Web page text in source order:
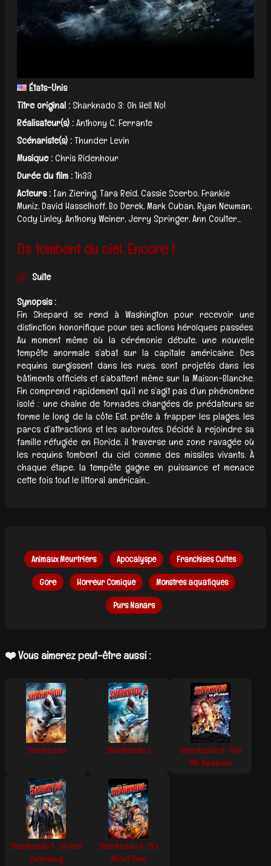
États-Unis
Titre original :Sharknado 3: Oh Hell No!
Réalisateur(s) :Anthony C. Ferrante
Scénariste(s) :Thunder Levin
Musique :Chris Ridenhour
Durée du film :1h33
Acteurs : Ian Ziering, Tara Reid, Cassie Scerbo, Frankie
Muniz, David Hasselhoff, Bo Derek, Mark Cuban, Ryan Newman,
Cody Linley, Anthony Weiner, Jerry Springer, Ann Coulter...
Ils tombent du ciel. Encore !
Suite
Synopsis :
Fin Shepard se rend à Washington pour recevoir une
distinction honorifique pour ses actions héroïques passées.
Au moment même où la cérémonie débute, une nouvelle
tempête anormale s’abat sur la capitale américaine. Des
requins surgissent dans les rues, sont projetés dans les
bâtiments officiels et s’abattent même sur la Maison-Blanche.
Fin comprend rapidement qu’il ne s’agit pas d’un phénomène
isolé : une chaîne de tornades chargées de prédateurs se
forme le long de la côte Est, prête à frapper les plages, les
parcs d’attractions et les autoroutes. Décidé à rejoindre sa
famille réfugiée en Floride, il traverse une zone ravagée où
les requins tombent du ciel comme des missiles vivants. À
chaque étape, la tempête gagne en puissance et menace
cette fois tout le littoral américain...
Animaux Meurtriers Apocalyspe Franchises Cultes
Gore Horreur Comique Monstres aquatiques
Purs Nanars
❤️ Vous aimerez peut-être aussi :
Sharknado Sharknado 2
Sharknado 4 : The
4th Awakens
Sharknado 5 : Global
Swarming
Sharknado 6 : It’s
About Time